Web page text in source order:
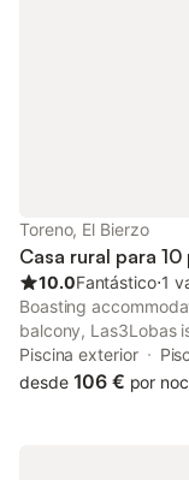
Toreno, El Bierzo
Casa rural para 10
10.0Fantástico⋅1
Boasting
balcony, Las3Lobas
views, this
Piscina exterior
desde 106 € por